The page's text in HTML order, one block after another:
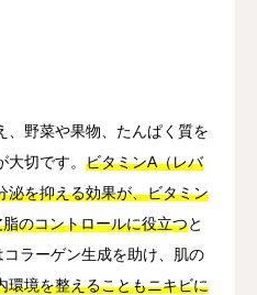
、野菜や果物、たんぱく質を
切です。 ビタミンA（レバ
泌を抑える効果が、ビタミン
のコントロールに役立つと
ラーゲン生成を助け、肌の
環境を整えることもニキビに